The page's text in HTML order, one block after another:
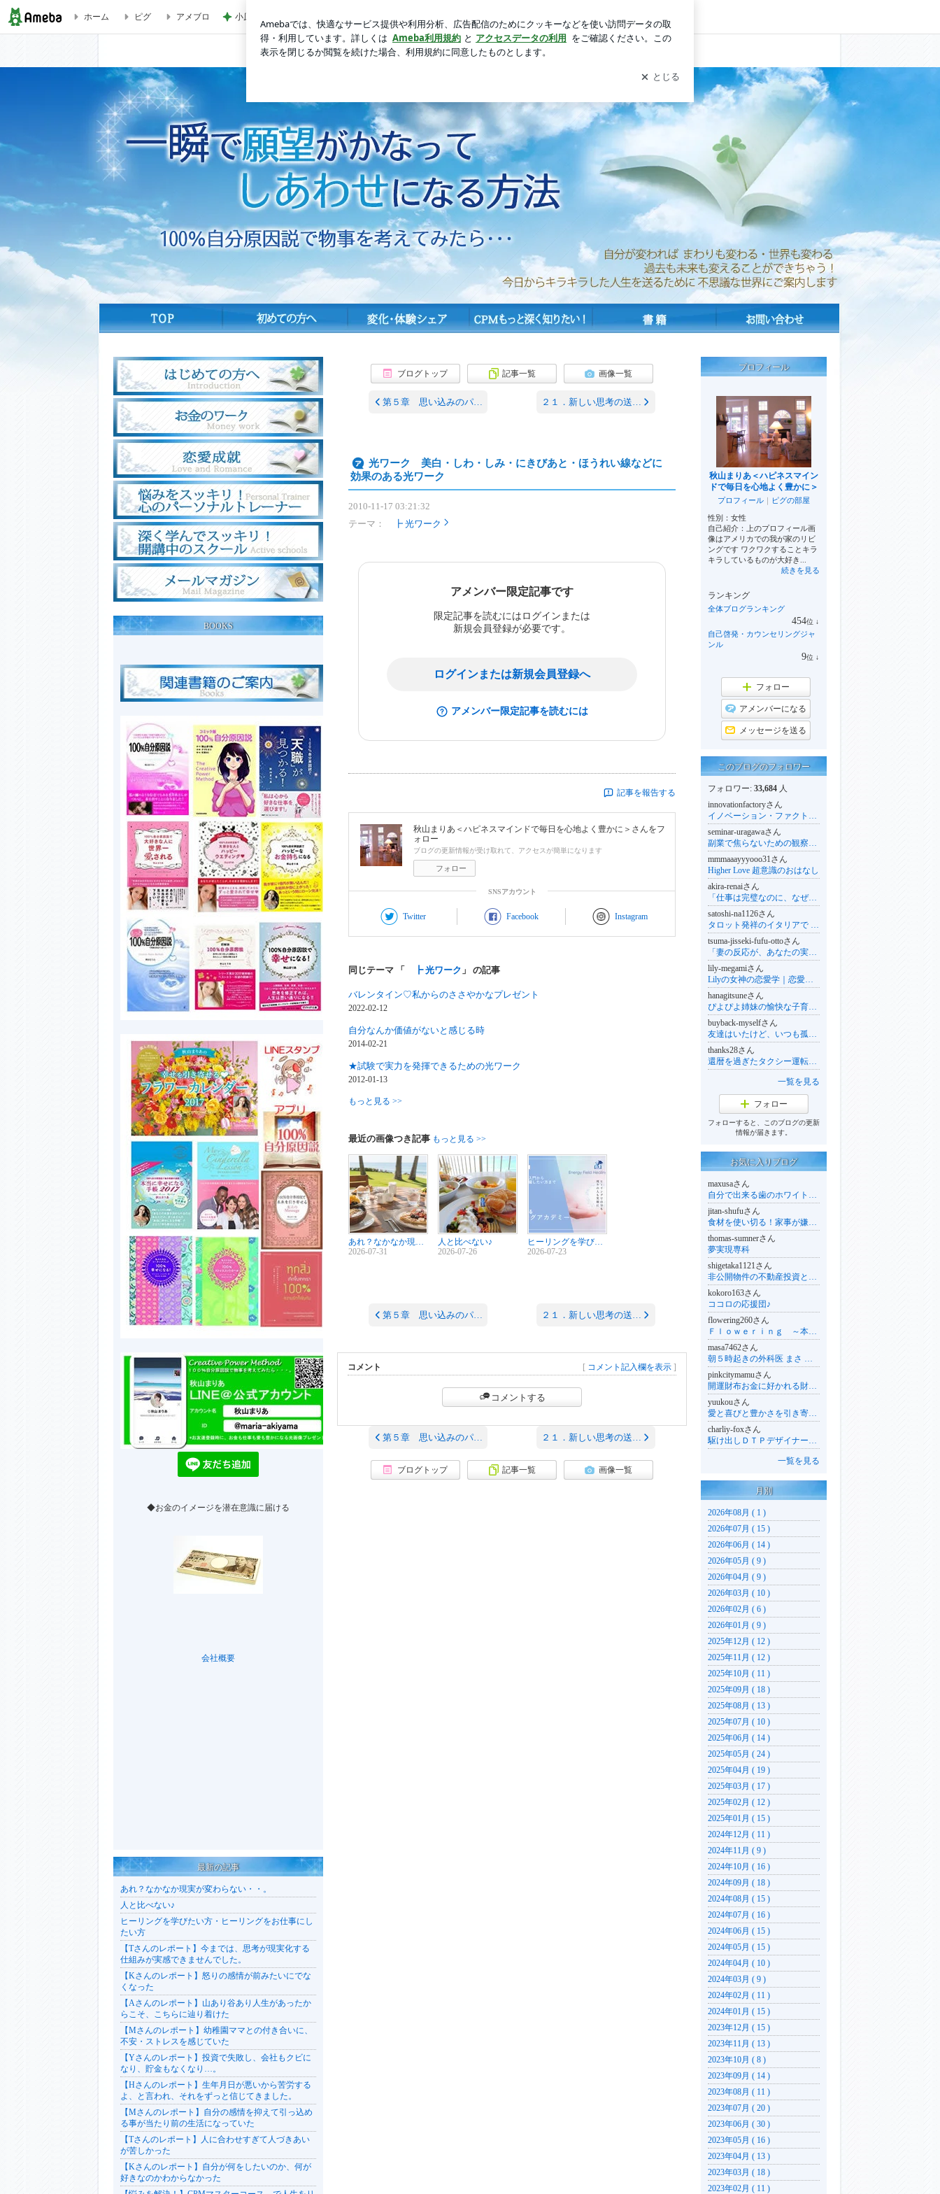
光ワーク 美白・しわ・しみ・にきびあと・ほうれい線などに効果のある光ワーク | 一瞬で願望がかなって幸せになる方法~１００％自分原因説で物事を考えてみたら・・・。~
ホーム ピグ アメブロ 小原正子 沖縄で娘の誕生日プレゼント
ブログトップ 記事一覧 画像一覧
第５章 思い込みのパ… ２１．新しい思考の送…
光ワーク 美白・しわ・しみ・にきびあと・ほうれい線などに
効果のある光ワーク
2010-11-17 03:21:32
テーマ：
┣ 光ワーク
アメンバー限定記事です
限定記事を読むにはログインまたは
新規会員登録が必要です。
ログインまたは新規会員登録へ
アメンバー限定記事を読むには
記事を報告する
秋山まりあ＜ハピネスマインドで毎日を心地よく豊かに＞ さんをフ
ォロー
ブログの更新情報が受け取れて、アクセスが簡単になります
フォロー
SNSアカウント
Twitter Facebook Instagram
同じテーマ 「 ┣ 光ワーク 」 の記事
バレンタイン♡私からのささやかなプレゼント
2022-02-12
自分なんか価値がないと感じる時
2014-02-21
★試験で実力を発揮できるための光ワーク
2012-01-13
もっと見る >>
最近の画像つき記事 もっと見る >>
あれ？なかなか現実が変わらない・・。
2026-07-31
人と比べない♪
2026-07-26
ヒーリングを学びたい方・ヒーリングをお仕事にしたい方
2026-07-23
第５章 思い込みのパ… ２１．新しい思考の送…
[ コメント記入欄を表示 ]
コメント
コメントする
第５章 思い込みのパ… ２１．新しい思考の送…
ブログトップ 記事一覧 画像一覧
BOOKS
◆お金のイメージを潜在意識に届ける
会社概要
最新の記事
あれ？なかなか現実が変わらない・・。
人と比べない♪
ヒーリングを学びたい方・ヒーリングをお仕事にし
たい方
【Tさんのレポート】今までは、思考が現実化する
仕組みが実感できませんでした。
【Kさんのレポート】怒りの感情が前みたいにでな
くなった
【Aさんのレポート】山あり谷あり人生があったか
らこそ、こちらに辿り着けた
【Mさんのレポート】幼稚園ママとの付き合いに、
不安・ストレスを感じていた
【Yさんのレポート】投資で失敗し、会社もクビに
なり、貯金もなくなり…。
【Hさんのレポート】生年月日が悪いから苦労する
よ、と言われ、それをずっと信じてきました。
【Mさんのレポート】自分の感情を抑えて引っ込め
る事が当たり前の生活になっていた
【Tさんのレポート】人に合わせすぎて人づきあい
が苦しかった
【Kさんのレポート】自分が何をしたいのか、何が
好きなのかわからなかった
プロフィール
秋山まりあ＜ハピネスマイン
ドで毎日を心地よく豊かに＞
プロフィール ｜ ピグの部屋
性別： 女性
自己紹介：上のプロフィール画
像はアメリカでの我が家のリビ
ングです ワクワクすることキラ
キラしているものが大好き...
続きを見る
ランキング
全体ブログランキング
454位 ↓
自己啓発・カウンセリングジャ
ンル
9位 ↓
フォロー
アメンバーになる
メッセージを送る
このブログのフォロワー
フォロワー: 33,684 人
innovationfactoryさん
イノベーション・ファクトリー２４７
seminar-uragawaさん
副業で焦らないための観察メモ
mmmaaayyyooo31さん
Higher Love 超意識のおはなし
akira-renaiさん
「仕事は完璧なのに、なぜ恋愛だけ自爆するのか？」 感情の嵐を卒業し、心に「凪（なぎ）」を取り戻した備忘録
satoshi-na1126さん
タロット発祥のイタリアで 前世もタロット占い師/チャネリング/ローマ在住 ミラヒロミ
tsuma-jisseki-fufu-ottoさん
「妻の反応が、あなたの実績になる」と教えられて。夫婦の会話まで売り物にした私が、家族を見せずに仕事を作り直すまで
lily-megamiさん
Lilyの女神の恋愛学｜恋愛依存から抜け出して、自然と愛される女性になる方法
hanagitsuneさん
ぴよぴよ姉妹の愉快な子育て日記
buyback-myselfさん
友達はいたけど、いつも孤独だったのはなんでだろう。
thanks28さん
還暦を過ぎたタクシー運転手のAI日記
一覧を見る
フォロー
フォローすると、このブログの更新
情報が届きます。
お気に入りブログ
maxusaさん
自分で出来る歯のホワイトニング社長の『Maxのちょっとアメリカ』
jitan-shufuさん
食材を使い切る！家事が嫌いな主婦がやってる【ズボラ使い切り術】
thomas-sumnerさん
夢実現専科
shigetaka1121さん
非公開物件の不動産投資と家庭＆子育て初心者日記『うぱうぱ』
kokoro163さん
ココロの応援団♪
flowering260さん
Ｆｌｏｗｅｒｉｎｇ ～本来の自分を開花する～
masa7462さん
朝５時起きの外科医 まさ のチャレンジする日々!!
pinkcitymamuさん
開運財布お金に好かれる財布の選び方
yuukouさん
愛と喜びと豊かさを引き寄せる法則！本当の自分で生きるためのスピリチュアルカウンセリング
charliy-foxさん
駆け出しＤＴＰデザイナーのＯＬライフ♪
一覧を見る
月別
2026年08月 ( 1 )
2026年07月 ( 15 )
2026年06月 ( 14 )
2026年05月 ( 9 )
2026年04月 ( 9 )
2026年03月 ( 10 )
2026年02月 ( 6 )
2026年01月 ( 9 )
2025年12月 ( 12 )
2025年11月 ( 12 )
2025年10月 ( 11 )
2025年09月 ( 18 )
2025年08月 ( 13 )
2025年07月 ( 10 )
2025年06月 ( 14 )
2025年05月 ( 24 )
2025年04月 ( 19 )
2025年03月 ( 17 )
2025年02月 ( 12 )
2025年01月 ( 15 )
2024年12月 ( 11 )
2024年11月 ( 9 )
2024年10月 ( 16 )
2024年09月 ( 18 )
2024年08月 ( 15 )
2024年07月 ( 16 )
2024年06月 ( 15 )
2024年05月 ( 15 )
2024年04月 ( 10 )
2024年03月 ( 9 )
2024年02月 ( 11 )
2024年01月 ( 15 )
2023年12月 ( 15 )
2023年11月 ( 13 )
2023年10月 ( 8 )
2023年09月 ( 14 )
2023年08月 ( 11 )
2023年07月 ( 20 )
2023年06月 ( 30 )
2023年05月 ( 16 )
2023年04月 ( 13 )
2023年03月 ( 18 )
2023年02月 ( 11 )